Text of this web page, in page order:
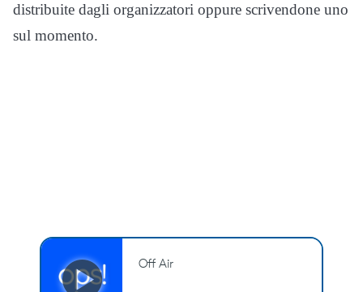
distribuite dagli organizzatori oppure scrivendone uno
sul momento.